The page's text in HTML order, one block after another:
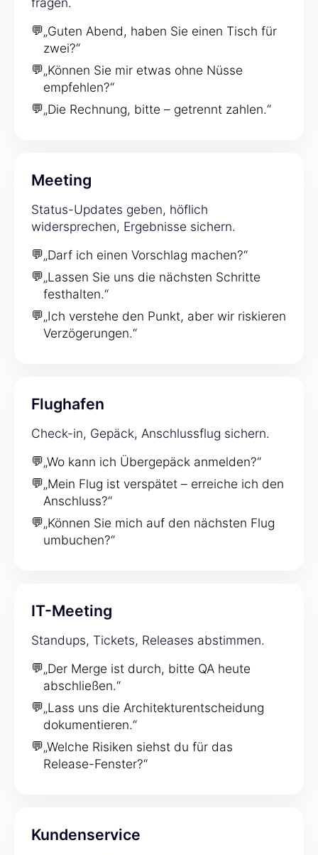
💬„Guten Abend, haben Sie einen Tisch für
zwei?“
💬„Können Sie mir etwas ohne Nüsse
empfehlen?“
💬„Die Rechnung, bitte – getrennt zahlen.“
Meeting
Status-Updates geben, höflich
widersprechen, Ergebnisse sichern.
💬„Darf ich einen Vorschlag machen?“
💬„Lassen Sie uns die nächsten Schritte
festhalten.“
💬„Ich verstehe den Punkt, aber wir riskieren
Verzögerungen.“
Flughafen
Check-in, Gepäck, Anschlussflug sichern.
💬„Wo kann ich Übergepäck anmelden?“
💬„Mein Flug ist verspätet – erreiche ich den
Anschluss?“
💬„Können Sie mich auf den nächsten Flug
umbuchen?“
IT-Meeting
Standups, Tickets, Releases abstimmen.
💬„Der Merge ist durch, bitte QA heute
abschließen.“
💬„Lass uns die Architekturentscheidung
dokumentieren.“
💬„Welche Risiken siehst du für das
Release-Fenster?“
Kundenservice